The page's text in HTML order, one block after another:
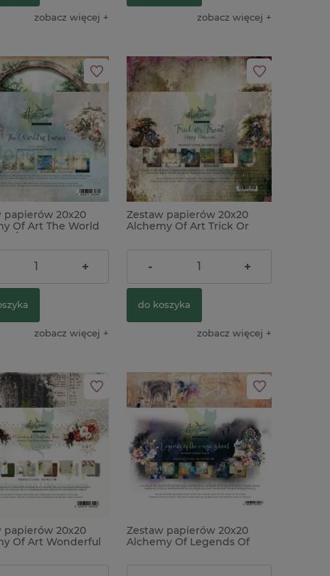
zobacz więcej zobacz więcej
papierów 20x20
Of Art The World
Świat Wróżek
+
zobacz więcej
Zestaw papierów 20x20
Alchemy Of Art Trick Or
22,00 zł
- +
do koszyka
zobacz więcej
papierów 20x20
Of Art Wonderful
Zestaw papierów 20x20
Alchemy Of Legends Of